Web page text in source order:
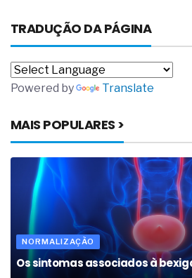
TRADUÇÃO DA PÁGINA
Powered by Translate
MAIS POPULARES >
NORMALIZAÇÃO
Os sintomas associados à